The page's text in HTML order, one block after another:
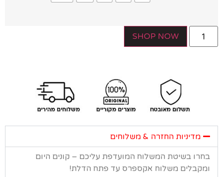
SHOP NOW
מדיניות החזרה & משלוחים
בשיטת המשלוח המועדפת עליכם – קונים היום
משלוח אקספרס עד פתח הדלת!